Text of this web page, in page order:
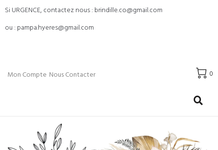
Si URGENCE, contactez nous : brindille.co@gmail.com
ou : pampa.hyeres@gmail.com
Mon Compte Nous Contacter 0